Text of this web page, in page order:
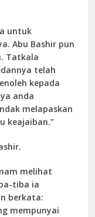
untuk
Abu Bashir pun
Tatkala
telah
kepada
anda
melapaskan
keajaiban.”
melihat
tiba ia
berkata:
mempunyai